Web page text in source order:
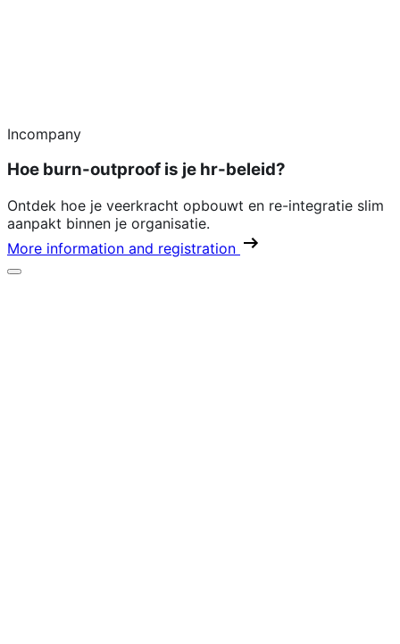
Incompany
Hoe burn-outproof is je hr-beleid?
Ontdek hoe je veerkracht opbouwt en re-integratie slim
aanpakt binnen je organisatie.
More information and registration